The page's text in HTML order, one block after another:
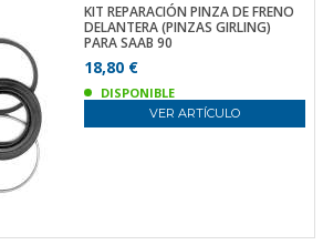
KIT REPARACIÓN PINZA DE FRENO
DELANTERA (PINZAS GIRLING)
PARA SAAB 90
18,80 €
DISPONIBLE
VER ARTÍCULO